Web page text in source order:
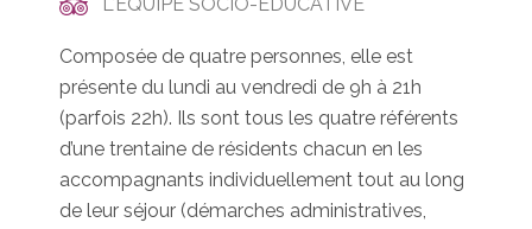
Composée de quatre personnes, elle est
présente du lundi au vendredi de 9h à 21h
(parfois 22h). Ils sont tous les quatre référents
d’une trentaine de résidents chacun en les
accompagnants individuellement tout au long
de leur séjour (démarches administratives,